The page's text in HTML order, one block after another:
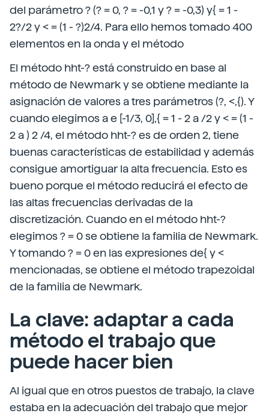
del parámetro ? (? = 0, ? = -0,1 y ? = -0,3) y{ = 1 -
2?/2 y < = (1 - ?)2/4. Para ello hemos tomado 400
elementos en la onda y el método
El método hht-? está construido en base al
método de Newmark y se obtiene mediante la
asignación de valores a tres parámetros (?, <,{). Y
cuando elegimos a e [-1/3, 0],{ = 1 - 2 a /2 y < = (1 -
2 a ) 2 /4, el método hht-? es de orden 2, tiene
buenas características de estabilidad y además
consigue amortiguar la alta frecuencia. Esto es
bueno porque el método reducirá el efecto de
las altas frecuencias derivadas de la
discretización. Cuando en el método hht-?
elegimos ? = 0 se obtiene la familia de Newmark.
Y tomando ? = 0 en las expresiones de{ y <
mencionadas, se obtiene el método trapezoidal
de la familia de Newmark.
La clave: adaptar a cada
método el trabajo que
puede hacer bien
Al igual que en otros puestos de trabajo, la clave
estaba en la adecuación del trabajo que mejor